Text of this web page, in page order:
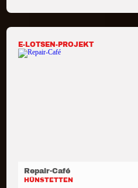
E-LOTSEN-PROJEKT
Repair-Café
HÜNSTETTEN